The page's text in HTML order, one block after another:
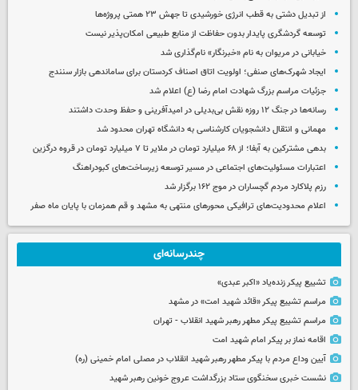
از تبدیل دشتی به قطب انرژی خورشیدی تا جهش ۲۳ همتی پروژه‌ها
توسعه گردشگری پایدار بدون حفاظت از منابع طبیعی امکان‌پذیر نیست
خیابانی در مریوان به نام «خبرنگار» نام‌گذاری شد
ایجاد شهرک‌های صنفی؛ اولویت اتاق اصناف کردستان برای ساماندهی بازار سنندج
جزئیات مراسم بزرگ شهادت امام رضا (ع) اعلام شد
رسانه‌ها در جنگ ۱۲ روزه نقش بی‌بدیلی در امیدآفرینی و حفظ وحدت داشتند
مهمانی و انتقال دانشجویان کارشناسی به دانشگاه تهران محدود شد
بدهی مشترکین به آبفا؛ از ۶۸ میلیارد تومان در ملایر تا ۷ میلیارد تومان در قروه درگزین
اعتبارات مسئولیت‌های اجتماعی در مسیر توسعه زیرساخت‌های کبودراهنگ
رزم پلاکارد مردم گچساران در موج ۱۶۲ برگزار شد
اعلام محدودیت‌های ترافیکی محورهای منتهی به مشهد و قم همزمان با پایان ماه صفر
چندرسانه‌ای
تشییع پیکر زنده‌یاد «اکبر عبدی»
مراسم تشییع پیکر «قائد شهید امت» در مشهد
مراسم تشییع پیکر مطهر رهبر شهید انقلاب - تهران
اقامه نماز بر پیکر امام شهید امت
آیین وداع مردم با پیکر مطهر رهبر شهید انقلاب در مصلی امام خمینی (ره)
نشست خبری سخنگوی ستاد بزرگداشت عروج خونین رهبر شهید